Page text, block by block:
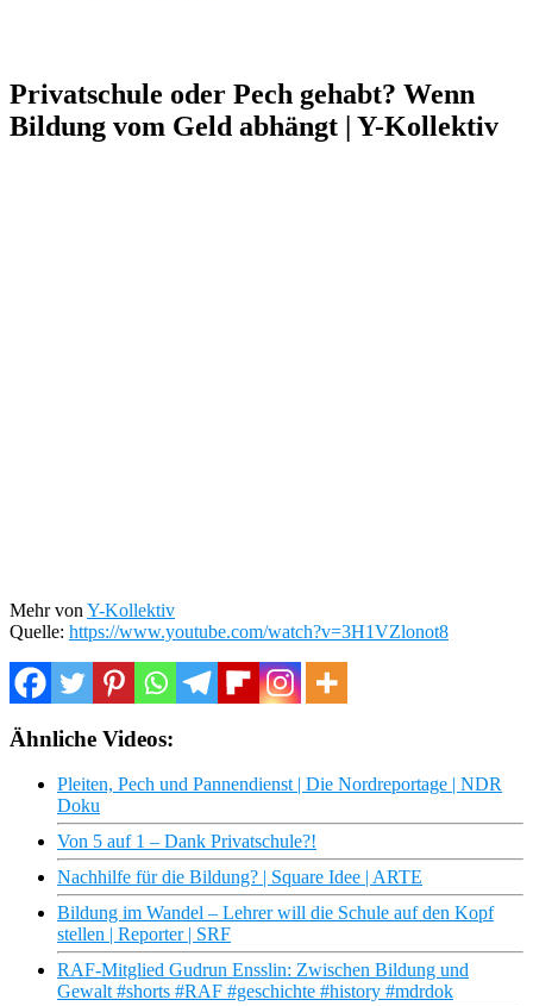
Privatschule oder Pech gehabt? Wenn
Bildung vom Geld abhängt | Y-Kollektiv
Mehr von Y-Kollektiv
Quelle: https://www.youtube.com/watch?v=3H1VZlonot8
Ähnliche Videos:
Pleiten, Pech und Pannendienst | Die Nordreportage | NDR
Doku
Von 5 auf 1 – Dank Privatschule?!
Nachhilfe für die Bildung? | Square Idee | ARTE
Bildung im Wandel – Lehrer will die Schule auf den Kopf
stellen | Reporter | SRF
RAF-Mitglied Gudrun Ensslin: Zwischen Bildung und
Gewalt #shorts #RAF #geschichte #history #mdrdok